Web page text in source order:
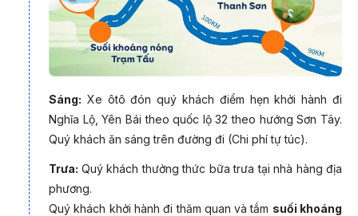
Lý do bạn nên chọn đi du lịch Mù Cang
Chải cùng PYS Travel:
Tự hào là nhà tổ chức tour Mù Cang Chải kinh nghiệm - uy
tín - chất lượng hàng đầu,hãy đồng hành cùng PYS Travel
để có những trải nghiệm đáng nhớ nhất. Những trải nghiệm
"không thể nào quên" trong hành trình này:
1/ PYS Travel là đơn vị tiên phong và đi đầu trên thị trường
trong việc phát triển du lịch vùng cao, đặc biệt các tỉnh Hà
Giang, Yên Bái, Lào Cai, …
Sáng: Xe ôtô đón quý khách điểm hẹn khởi hành đi
Nghĩa Lộ, Yên Bái theo quốc lộ 32 theo hướng Sơn Tây.
Quý khách ăn sáng trên đường đi (Chi phí tự túc).
Trưa: Quý khách thưởng thức bữa trưa tại nhà hàng địa
phương.
Quý khách khởi hành đi thăm quan và tắm suối khoáng